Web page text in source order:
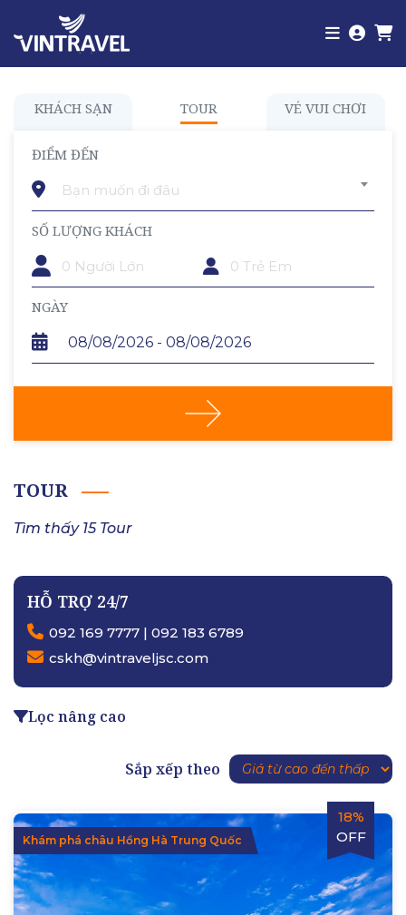
KHÁCH SẠN TOUR VÉ VUI CHƠI
ĐIỂM ĐẾN
Bạn muốn đi đâu
SỐ LƯỢNG KHÁCH
NGÀY
TOUR
Tìm thấy 15 Tour
HỖ TRỢ 24/7
092 169 7777 | 092 183 6789
cskh@vintraveljsc.com
Lọc nâng cao
Sắp xếp theo
18%
OFF
Khám phá châu Hồng Hà Trung Quốc